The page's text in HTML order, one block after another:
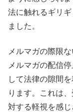
法に触れるギリ
ました。
メルマガの際限な
メルマガの配信
して法律の隙間
ります。これは
対する軽視を感じ